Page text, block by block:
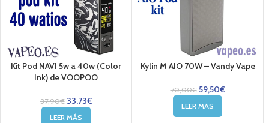
Kit Pod NAVI 5w a 40w (Color
Ink) de VOOPOO
37,90€ 33,73€
LEER MÁS
Kylin M AIO 70W – Vandy Vape
70,00€ 59,50€
LEER MÁS